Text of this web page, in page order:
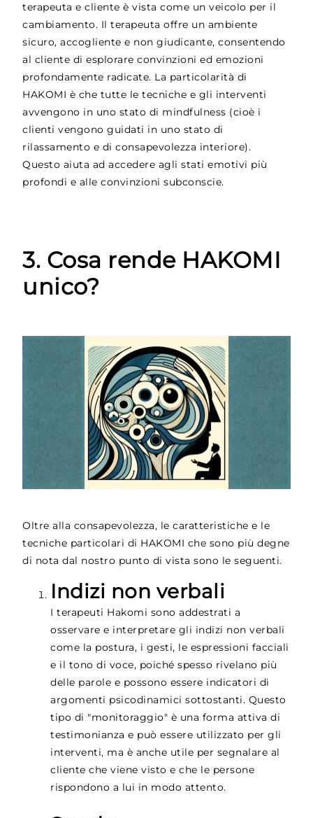
terapeuta e cliente è vista come un veicolo per il
cambiamento. Il terapeuta offre un ambiente
sicuro, accogliente e non giudicante, consentendo
al cliente di esplorare convinzioni ed emozioni
profondamente radicate. La particolarità di
HAKOMI è che tutte le tecniche e gli interventi
avvengono in uno stato di mindfulness (cioè i
clienti vengono guidati in uno stato di
rilassamento e di consapevolezza interiore).
Questo aiuta ad accedere agli stati emotivi più
profondi e alle convinzioni subconscie.
3. Cosa rende HAKOMI
unico?
Oltre alla consapevolezza, le caratteristiche e le
tecniche particolari di HAKOMI che sono più degne
di nota dal nostro punto di vista sono le seguenti.
Indizi non verbali
I terapeuti Hakomi sono addestrati a
osservare e interpretare gli indizi non verbali
come la postura, i gesti, le espressioni facciali
e il tono di voce, poiché spesso rivelano più
delle parole e possono essere indicatori di
argomenti psicodinamici sottostanti. Questo
tipo di "monitoraggio" è una forma attiva di
testimonianza e può essere utilizzato per gli
interventi, ma è anche utile per segnalare al
cliente che viene visto e che le persone
rispondono a lui in modo attento.